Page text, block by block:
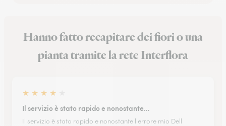
Hanno fatto recapitare dei fiori o una
pianta tramite la rete Interflora
★ ★ ★ ★
Il servizio è stato rapido e nonostante…
Il servizio è stato rapido e nonostante l errore mio Dell